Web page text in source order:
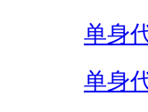
单身
单身